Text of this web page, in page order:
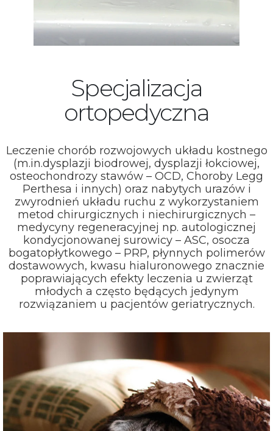
Specjalizacja
ortopedyczna
Leczenie chorób rozwojowych układu kostnego
(m.in.dysplazji biodrowej, dysplazji łokciowej,
osteochondrozy stawów – OCD, Choroby Legg
Perthesa i innych) oraz nabytych urazów i
zwyrodnień układu ruchu z wykorzystaniem
metod chirurgicznych i niechirurgicznych –
medycyny regeneracyjnej np. autologicznej
kondycjonowanej surowicy – ASC, osocza
bogatopłytkowego – PRP, płynnych polimerów
dostawowych, kwasu hialuronowego znacznie
poprawiających efekty leczenia u zwierząt
młodych a często będących jedynym
rozwiązaniem u pacjentów geriatrycznych.